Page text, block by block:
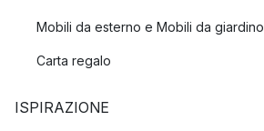
Mobili da esterno e Mobili da giardino
Carta regalo
ISPIRAZIONE